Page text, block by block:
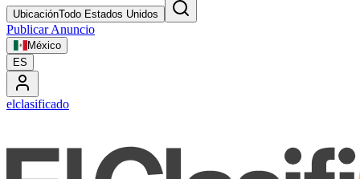
UbicaciónTodo Estados Unidos
Publicar Anuncio
México
ES
elclasificado